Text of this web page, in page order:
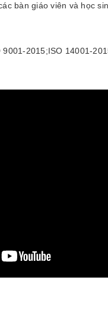
bàn giáo viên và học
2015;ISO 14001-